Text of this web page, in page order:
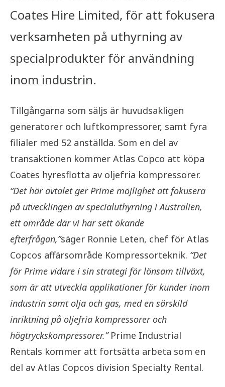
Coates Hire Limited, för att fokusera
verksamheten på uthyrning av
specialprodukter för användning
inom industrin.
Tillgångarna som säljs är huvudsakligen
generatorer och luftkompressorer, samt fyra
filialer med 52 anställda. Som en del av
transaktionen kommer Atlas Copco att köpa
Coates hyresflotta av oljefria kompressorer.
“Det här avtalet ger Prime möjlighet att fokusera
på utvecklingen av specialuthyrning i Australien,
ett område där vi har sett ökande
efterfrågan,”säger Ronnie Leten, chef för Atlas
Copcos affärsområde Kompressorteknik. “Det
för Prime vidare i sin strategi för lönsam tillväxt,
som är att utveckla applikationer för kunder inom
industrin samt olja och gas, med en särskild
inriktning på oljefria kompressorer och
högtryckskompressorer.”Prime Industrial
Rentals kommer att fortsätta arbeta som en
del av Atlas Copcos division Specialty Rental.